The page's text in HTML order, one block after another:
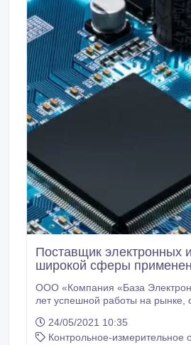
Поставщик электронных
широкой сферы
ООО «Компания «База
лет успешной работы на рынке, от комплектующих
компонентов в одном месте. Компания входит в
ТОП-10 крупных поставщиков
24/05/2021 10:35
Контрольное-измерительное